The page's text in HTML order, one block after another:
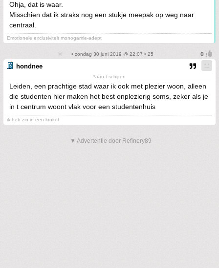
Ohja, dat is waar.
Misschien dat ik straks nog een stukje meepak op weg naar
centraal.
Emotionele exclusiviteit monogamie-adept
• zondag 30 juni 2019 @ 22:07 • 25
hondnee
*aan t schijten
Leiden, een prachtige stad waar ik ook met plezier woon, alleen
die studenten hier maken het best onplezierig soms, zeker als je
in t centrum woont vlak voor een studentenhuis
ik heb zin in een kroket
▼ Advertentie door Refinery89